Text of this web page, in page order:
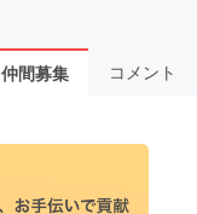
仲間募集 コメント